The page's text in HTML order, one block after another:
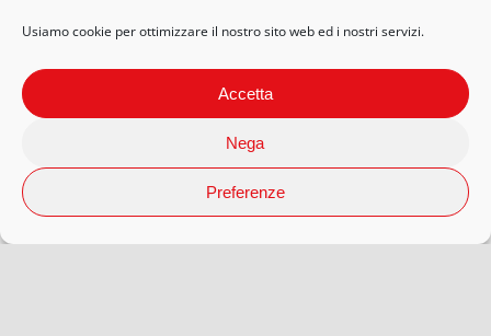
Usiamo cookie per ottimizzare il nostro sito web ed i nostri servizi.
Accetta
Nega
Preferenze